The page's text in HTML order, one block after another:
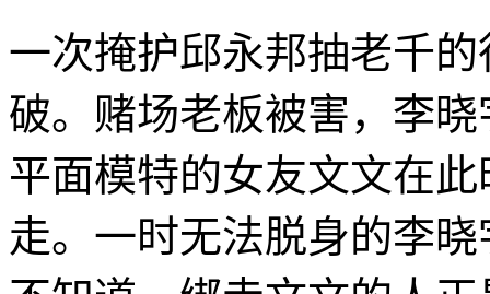
一次掩护邱永邦抽老千
破。赌场老板被害，李
平面模特的女友文文在
走。一时无法脱身的李